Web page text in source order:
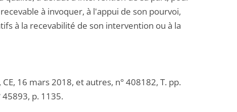
à invoquer, à l'appui de son pourvoi,
à la recevabilité de son intervention ou à la
16 mars 2018, et autres, n° 408182, T. pp.
p. 1135.